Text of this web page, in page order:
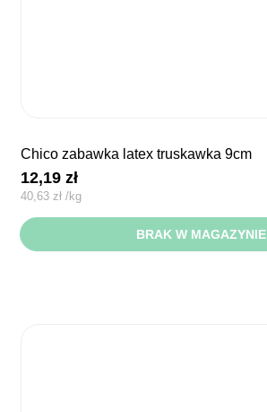
chico zabawka latex truskawka 9cm
12,19zł
40,63 zł /kg
BRAK W MAGAZYNIE